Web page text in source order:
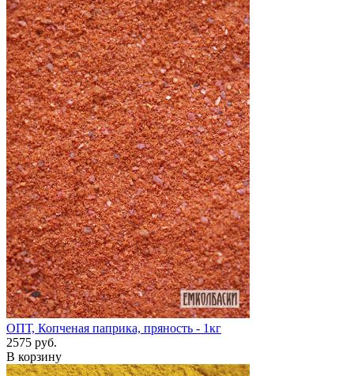
ОПТ, Копченая паприка, пряность - 1кг
2575 руб.
В корзину